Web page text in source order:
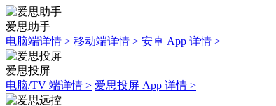
爱思助手
电脑端详情 > 移动端详情 > 安卓 App 详情 >
爱思投屏
电脑/TV 端详情 > 爱思投屏 App 详情 >